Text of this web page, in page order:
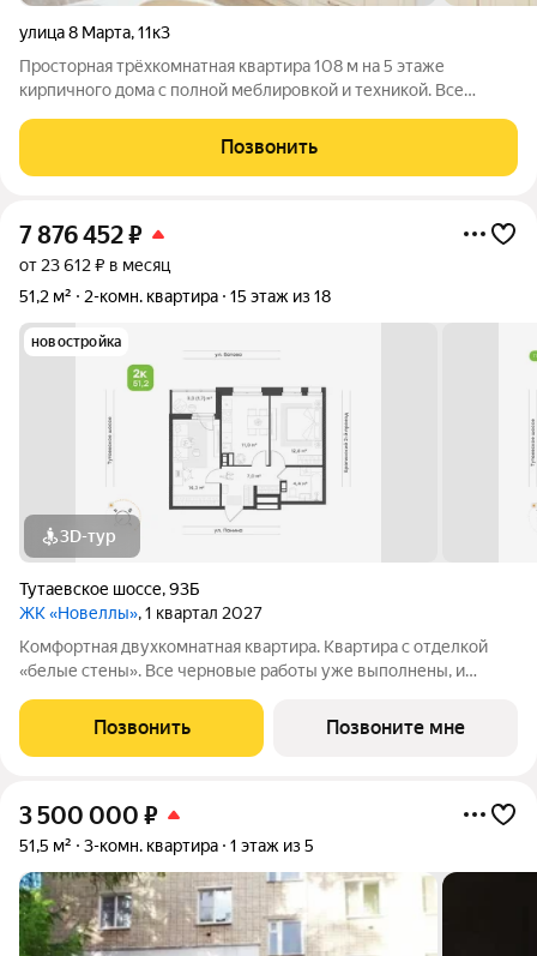
улица 8 Марта,11к3
Просторная трёхкомнатная квартира 108 м на 5 этаже
кирпичного дома с полной меблировкой и техникой. Все
и на противоположную. Планировка продумана для
комфортной жизни: отдельный просторный
Позвонить
7 876 452₽
от 23 612 ₽ в месяц
51,2 м²
2-комн. квартира 15 этаж из 18
новостройка
3D-тур
Тутаевское шоссе,93Б
ЖК «Новеллы», 1 квартал 2027
Комфортная двухкомнатная квартира. Квартира с отделкой
«белые стены». Все черновые работы уже выполнены, и
стиль. Это ваш чистый холст, просто добавьте цвет, текстуру и
детали, которые
Позвонить Позвоните мне
3 500 000 ₽
51,5 м² 3-комн. квартира 1 этаж из 5